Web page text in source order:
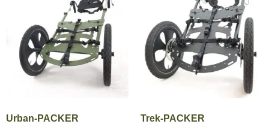
Urban-PACKER Trek-PACKER